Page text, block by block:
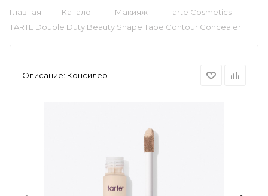
Главная — Каталог — Макияж — Tarte Cosmetics —
TARTE Double Duty Beauty Shape Tape Contour Concealer
Описание: Консилер